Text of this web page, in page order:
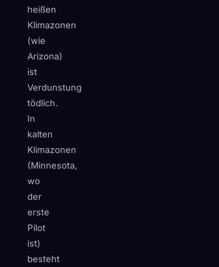
heißen
Klimazonen
(wie
Arizona)
ist
Verdunstung
tödlich.
In
kalten
Klimazonen
(Minnesota,
wo
der
erste
Pilot
ist)
besteht